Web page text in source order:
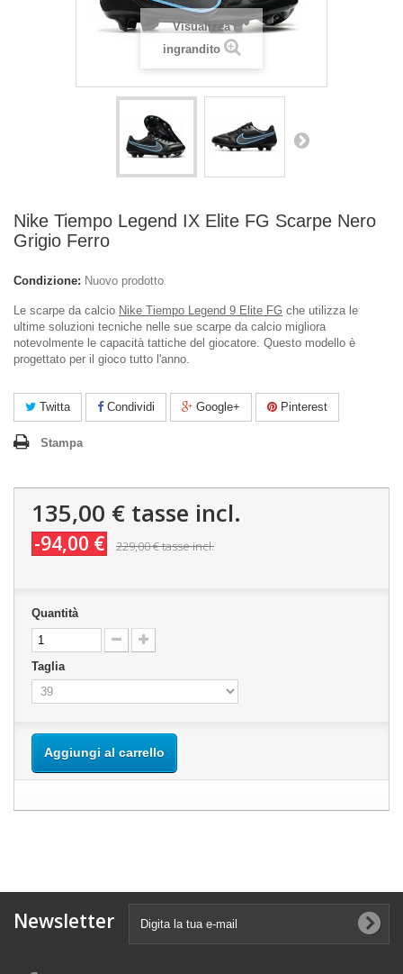
Visualizza
ingrandito
Nike Tiempo Legend IX Elite FG Scarpe Nero
Grigio Ferro
Condizione: Nuovo prodotto
Le scarpe da calcio Nike Tiempo Legend 9 Elite FG che utilizza le
ultime soluzioni tecniche nelle sue scarpe da calcio migliora
notevolmente le capacità tattiche del giocatore. Questo modello è
progettato per il gioco tutto l'anno.
Twitta Condividi Google+ Pinterest
Stampa
135,00 € tasse incl.
-94,00 € 229,00 €tasse incl.
Quantità
Taglia
Aggiungi al carrello
Newsletter